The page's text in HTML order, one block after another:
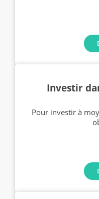
Investir
Pour investir à